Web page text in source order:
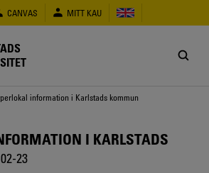
CANVAS MITT KAU
information i Karlstads kommun
I KARLSTADS
23